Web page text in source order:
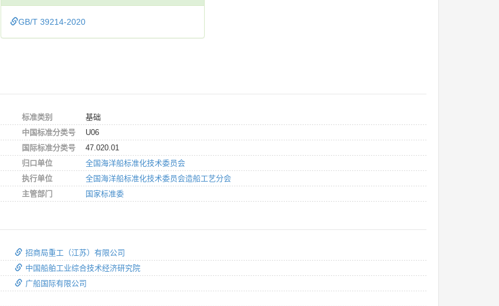
GB/T 39214-2020
标准类别
基础
中国标准分类号
U06
国际标准分类号
47.020.01
归口单位
全国海洋船标准化技术委员会
执行单位
全国海洋船标准化技术委员会造船工艺分会
主管部门
国家标准委
招商局重工（江苏）有限公司
中国船舶工业综合技术经济研究院
广船国际有限公司